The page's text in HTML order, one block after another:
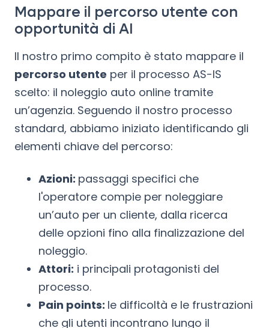
Mappare il percorso utente con
opportunità di AI
Il nostro primo compito è stato mappare il
percorso utente per il processo AS-IS
scelto: il noleggio auto online tramite
un’agenzia. Seguendo il nostro processo
standard, abbiamo iniziato identificando gli
elementi chiave del percorso:
Azioni: passaggi specifici che
l'operatore compie per noleggiare
un’auto per un cliente, dalla ricerca
delle opzioni fino alla finalizzazione del
noleggio.
Attori: i principali protagonisti del
processo.
Pain points: le difficoltà e le frustrazioni
che gli utenti incontrano lungo il